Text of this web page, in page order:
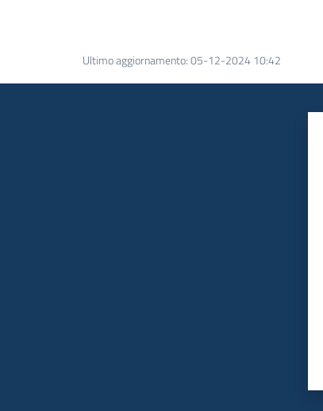
Ultimo aggiornamento:05-12-2024 10:42